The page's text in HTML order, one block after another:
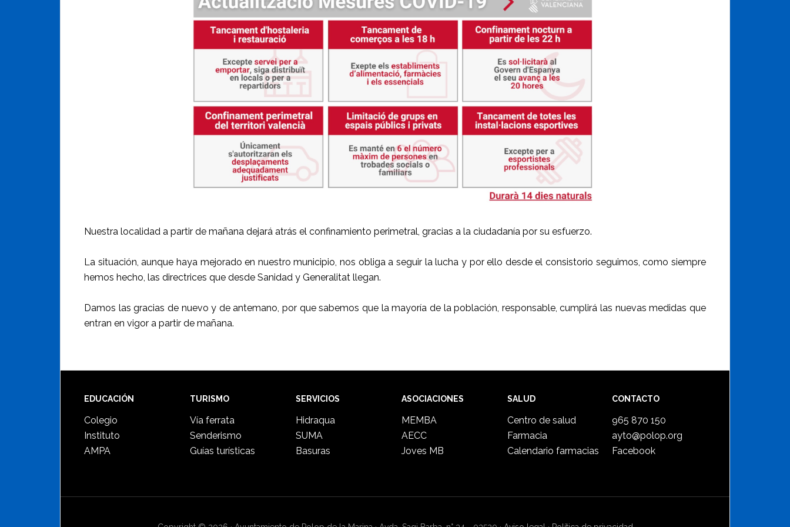
Nuestra localidad a partir de mañana dejará atrás el confinamiento perimetral, gracias a la ciudadanía por su esfuerzo.
La situación, aunque haya mejorado en nuestro municipio, nos obliga a seguir la lucha y por ello desde el consistorio seguimos, como siempre
hemos hecho, las directrices que desde Sanidad y Generalitat llegan.
Damos las gracias de nuevo y de antemano, por que sabemos que la mayoría de la población, responsable, cumplirá las nuevas medidas que
entran en vigor a partir de mañana.
Footer
EDUCACIÓN
Colegio
Instituto
AMPA
TURISMO
Vía ferrata
Senderismo
Guías turísticas
SERVICIOS
Hidraqua
SUMA
Basuras
ASOCIACIONES
MEMBA
AECC
Joves MB
SALUD
Centro de salud
Farmacia
Calendario farmacias
CONTACTO
965 870 150
ayto@polop.org
Facebook